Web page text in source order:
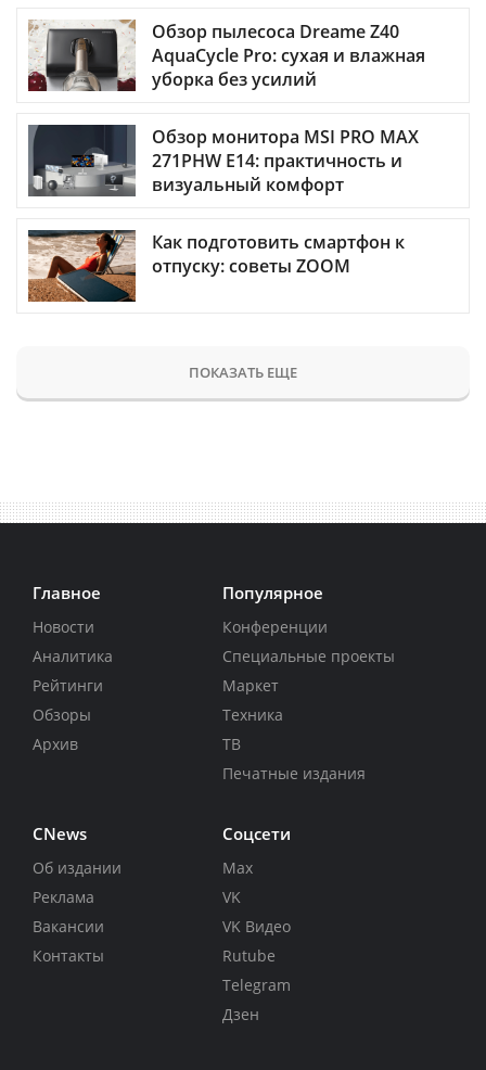
Обзор пылесоса Dreame Z40
AquaCycle Pro: сухая и влажная
уборка без усилий
Обзор монитора MSI PRO MAX
271PHW E14: практичность и
визуальный комфорт
Как подготовить смартфон к
отпуску: советы ZOOM
ПОКАЗАТЬ ЕЩЕ
Главное
Новости
Аналитика
Рейтинги
Обзоры
Архив
Популярное
Конференции
Специальные проекты
Маркет
Техника
ТВ
Печатные издания
CNews
Об издании
Реклама
Вакансии
Контакты
Соцсети
Max
VK
VK Видео
Rutube
Telegram
Дзен